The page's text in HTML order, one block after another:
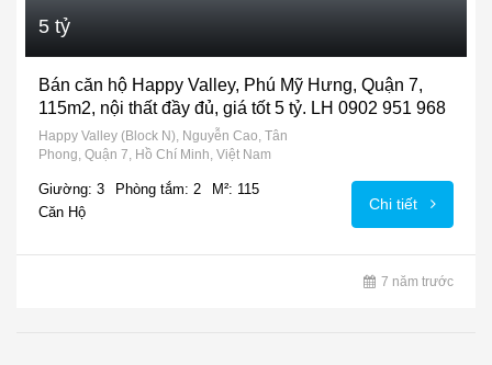
5 tỷ
Bán căn hộ Happy Valley, Phú Mỹ Hưng, Quận 7,
115m2, nội thất đầy đủ, giá tốt 5 tỷ. LH 0902 951 968
Happy Valley (Block N), Nguyễn Cao, Tân
Phong, Quận 7, Hồ Chí Minh, Việt Nam
Giường: 3 Phòng tắm: 2
M²: 115
Căn Hộ
Chi tiết
7 năm trước